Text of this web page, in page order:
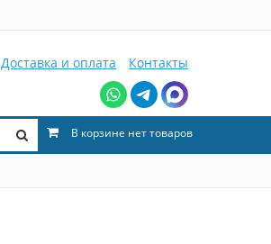
Доставка и оплата Контакты
В корзине нет товаров